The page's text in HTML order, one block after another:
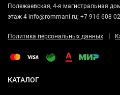
Полежаевская, 4-я магистральная
этаж 4 info@rommani.ru; +7 916 608
Политика персональных данных |
КАТАЛОГ